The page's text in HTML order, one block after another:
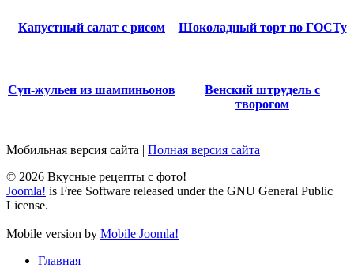
Капустный салат с рисом Шоколадный торт по ГОСТу
Суп-жульен из шампиньонов
Венский штрудель с
творогом
Мобильная версия сайта | Полная версия сайта
© 2026 Вкусные рецепты с фото!
Joomla! is Free Software released under the GNU General Public
License.
Mobile version by Mobile Joomla!
Главная